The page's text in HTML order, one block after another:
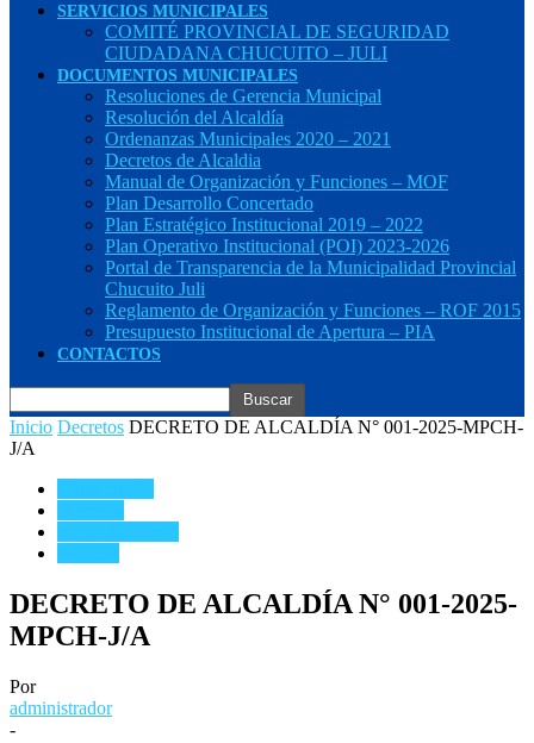
SERVICIOS MUNICIPALES
COMITÉ PROVINCIAL DE SEGURIDAD
CIUDADANA CHUCUITO – JULI
DOCUMENTOS MUNICIPALES
Resoluciones de Gerencia Municipal
Resolución del Alcaldía
Ordenanzas Municipales 2020 – 2021
Decretos de Alcaldia
Manual de Organización y Funciones – MOF
Plan Desarrollo Concertado
Plan Estratégico Institucional 2019 – 2022
Plan Operativo Institucional (POI) 2023-2026
Portal de Transparencia de la Municipalidad Provincial
Chucuito Juli
Reglamento de Organización y Funciones – ROF 2015
Presupuesto Institucional de Apertura – PIA
CONTACTOS
Inicio Decretos DECRETO DE ALCALDÍA N° 001-2025-MPCH-
J/A
DECRETO DE ALCALDÍA N° 001-2025-
MPCH-J/A
Por
administrador
-